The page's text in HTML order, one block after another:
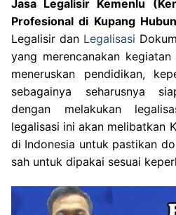
Jasa Legalisir Kemenlu
Profesional di Kupang
Legalisir dan Legalisasi
yang merencanakan
meneruskan pendidikan,
sebagainya seharusnya
dengan melakukan
legalisasi ini akan melibatkan
di Indonesia untuk pastikan
sah untuk dipakai sesuai